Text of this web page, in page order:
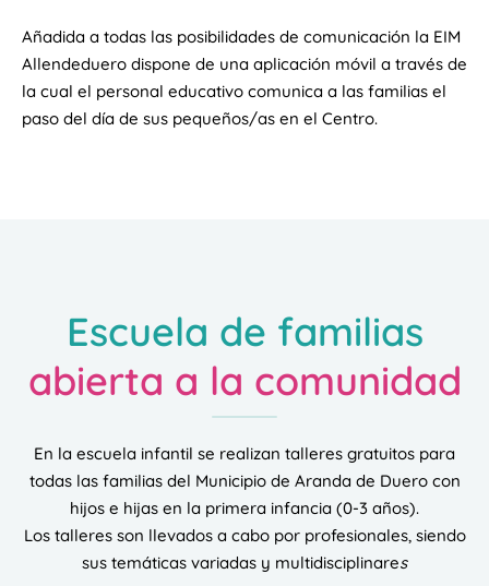
Añadida a todas las posibilidades de comunicación la EIM
Allendeduero dispone de una aplicación móvil a través de
la cual el personal educativo comunica a las familias el
paso del día de sus pequeños/as en el Centro.
Escuela de familias
abierta a la comunidad
En la escuela infantil se realizan talleres gratuitos para
todas las familias del Municipio de Aranda de Duero con
hijos e hijas en la primera infancia (0-3 años).
Los talleres son llevados a cabo por profesionales, siendo
sus temáticas variadas y multidisciplinares